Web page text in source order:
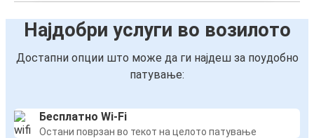
Најдобри услуги во возилото
Достапни опции што може да ги најдеш за поудобно
патување:
Бесплатно Wi-Fi
Остани поврзан во текот на целото патување